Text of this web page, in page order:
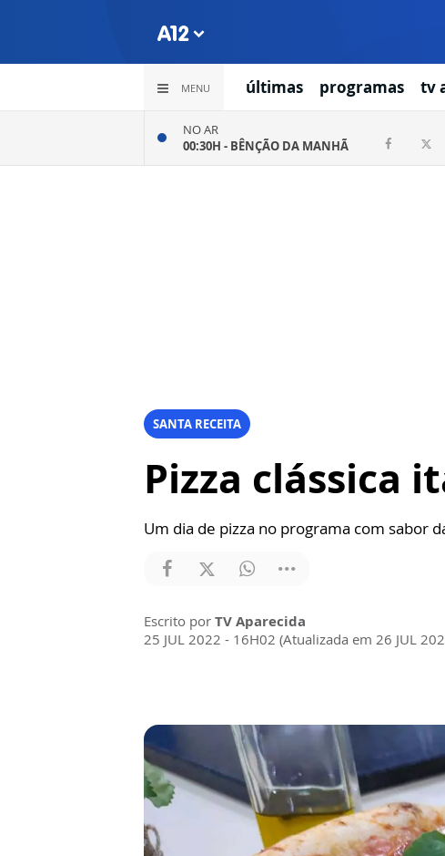
MENU últimas programas tv
NO AR
00:30H - BÊNÇÃO DA MANHÃ
SANTA RECEITA
Pizza clássica
Um dia de pizza no programa com sabor
Escrito por TV Aparecida
25 JUL 2022 - 16H02 (Atualizada em 26 JUL